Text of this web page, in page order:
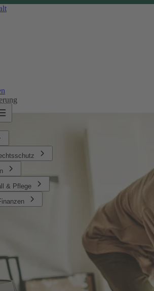
& Pflege